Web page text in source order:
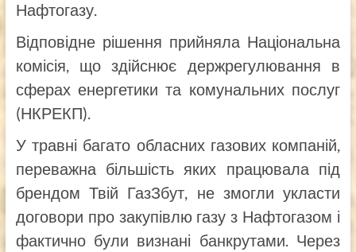
Нафтогазу.
Відповідне рішення прийняла Національна
комісія, що здійснює держрегулювання в
сферах енергетики та комунальних послуг
(НКРЕКП).
У травні багато обласних газових компаній,
переважна більшість яких працювала під
брендом Твій ГазЗбут, не змогли укласти
договори про закупівлю газу з Нафтогазом і
фактично були визнані банкрутами. Через